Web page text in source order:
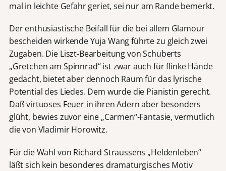
mal in leichte Gefahr geriet, sei nur am Rande bemerkt.
Der enthusiastische Beifall für die bei allem Glamour
bescheiden wirkende Yuja Wang führte zu gleich zwei
Zugaben. Die Liszt-Bearbeitung von Schuberts
„Gretchen am Spinnrad“ ist zwar auch für flinke Hände
gedacht, bietet aber dennoch Raum für das lyrische
Potential des Liedes. Dem wurde die Pianistin gerecht.
Daß virtuoses Feuer in ihren Adern aber besonders
glüht, bewies zuvor eine „Carmen“-Fantasie, vermutlich
die von Vladimir Horowitz.
Für die Wahl von Richard Straussens „Heldenleben“
läßt sich kein besonderes dramaturgisches Motiv